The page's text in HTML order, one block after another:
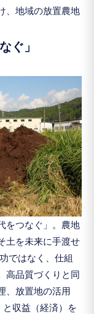
、地域の放置農地
ぐ」
をつなぐ」。農地
土を未来に手渡せ
ではなく、仕組
高品質づくりと同
、放置地の活用
と収益（経済）を